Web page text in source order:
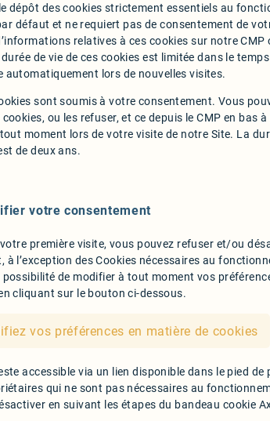
dépôt des cookies strictement essentiels au
défaut et ne requiert pas de consentement de
relatives à ces cookies sur notre CMP
de vie de ces cookies est limitée dans le temps
automatiquement lors de nouvelles visites.
sont soumis à votre consentement. Vous
ou les refuser, et ce depuis le CMP en bas
moment lors de votre visite de notre Site. La
de deux ans.
votre consentement
première visite, vous pouvez refuser et/ou
à l’exception des Cookies nécessaires au
possibilité de modifier à tout moment vos
cliquant sur le bouton ci-dessous.
vos préférences en matière de cookies
accessible via un lien disponible dans le pied de
qui ne sont pas nécessaires au
en suivant les étapes du bandeau cookie